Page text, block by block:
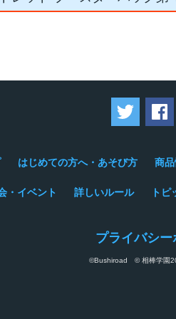
ツイ
はじめての方へ・あそび方 商
・イベント 詳しいルール トピ
プライバシ
©Bushiroad © 相棒学園